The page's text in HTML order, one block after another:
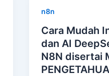
n8n
Cara Mudah
dan AI
N8N disertai